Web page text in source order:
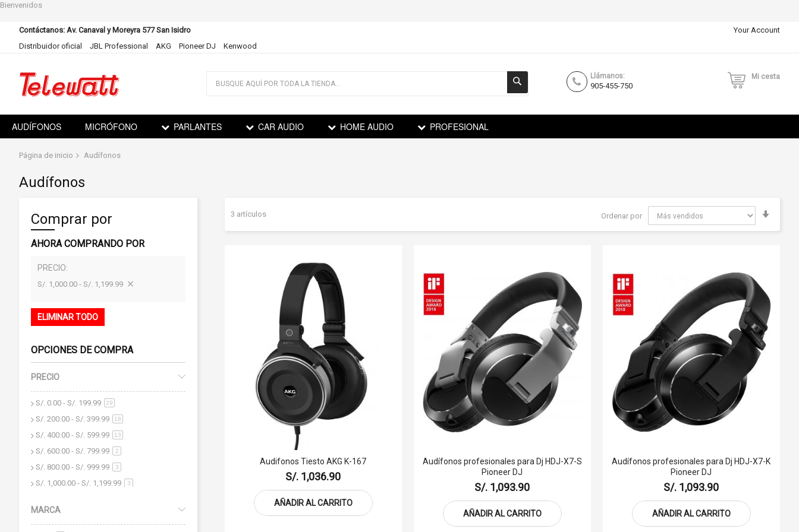
Bienvenidos
Contáctanos: Av. Canaval y Moreyra 577 San Isidro
Distribuidor oficial
JBL Professional AKG Pioneer DJ Kenwood
Your Account
Llámanos:
905-455-750
Mi cesta
contenido
AUDÍFONOS MICRÓFONO PARLANTES CAR AUDIO HOME AUDIO PROFESIONAL
Página de inicio Audífonos
Audífonos
3 artículos Ordenar por
Audifonos Tiesto AKG K-167
S/. 1,036.90
AÑADIR AL CARRITO
Audífonos profesionales para Dj HDJ-X7-S
Pioneer DJ
S/. 1,093.90
AÑADIR AL CARRITO
Audífonos profesionales para Dj HDJ-X7-K
Pioneer DJ
S/. 1,093.90
AÑADIR AL CARRITO
Comprar por
AHORA COMPRANDO POR
PRECIO
S/. 1,000.00 - S/. 1,199.99
ELIMINAR TODO
OPCIONES DE COMPRA
PRECIO
S/. 0.00 - S/. 199.99 29
S/. 200.00 - S/. 399.99 18
S/. 400.00 - S/. 599.99 13
S/. 600.00 - S/. 799.99 2artículo
S/. 800.00 - S/. 999.99 3artículo
S/. 1,000.00 - S/. 1,199.99 3artículo
MARCA